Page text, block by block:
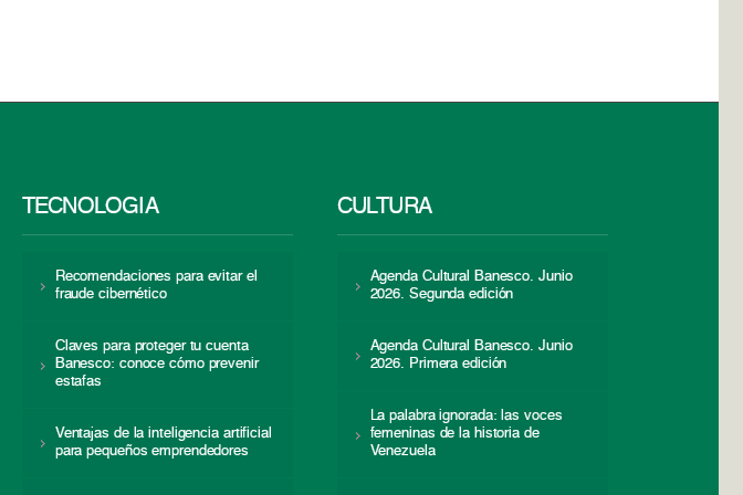
TECNOLOGÍA
Recomendaciones para evitar el
fraude cibernético
Claves para proteger tu cuenta
Banesco: conoce cómo prevenir
estafas
Ventajas de la inteligencia artificial
para pequeños emprendedores
CULTURA
Agenda Cultural Banesco. Junio
2026. Segunda edición
Agenda Cultural Banesco. Junio
2026. Primera edición
La palabra ignorada: las voces
femeninas de la historia de
Venezuela